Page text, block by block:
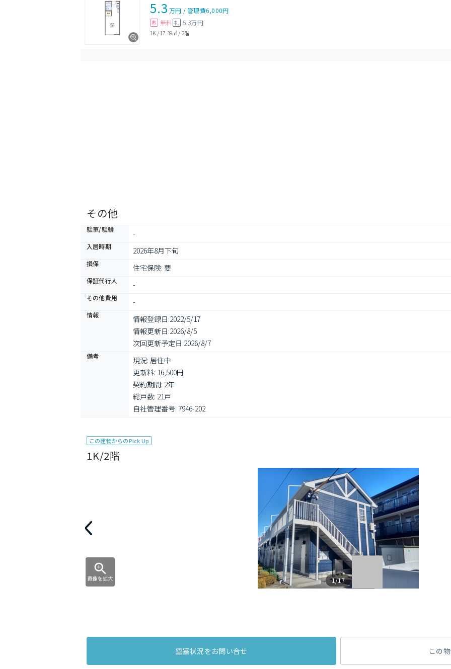
5.3 万円 /管理費6,000円
敷 無料 礼 5.3万円
1K / 17.39㎡ / 2階
その他
駐車/駐輪 -
入居時期 2026年8月下旬
損保 住宅保険: 要
保証代行人 -
その他費用 -
情報 情報登録日:2022/5/17
情報更新日:2026/8/5
次回更新予定日:2026/8/7
備考
現況: 居住中
更新料: 16,500円
契約期間: 2年
総戸数: 21戸
自社管理番号: 7946-202
この建物からのPick Up
1K/2階
画像を拡大 1/17
空室状況をお問い合せ この